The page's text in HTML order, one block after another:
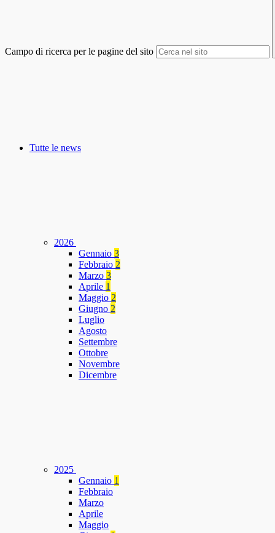
Campo di ricerca per le pagine del sito
Tutte le news
2026
Gennaio 3
Febbraio 2
Marzo 3
Aprile 1
Maggio 2
Giugno 2
Luglio
Agosto
Settembre
Ottobre
Novembre
Dicembre
2025
Gennaio 1
Febbraio
Marzo
Aprile
Maggio